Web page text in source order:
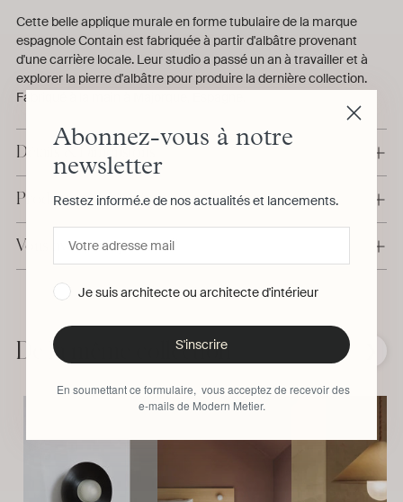
Cette belle applique murale en forme tubulaire de la marque
espagnole Contain est fabriquée à partir d'albâtre provenant
d'une carrière locale. Leur studio a passé un an à travailler et à
explorer la pierre d'albâtre pour produire la dernière collection.
Fabriqué à la main à Majorque, Espagne.
Détails & Dimensions
Production & Livraison
Vous avez une question ?
produit
à
panier
De la même collection ❮
Abonnez-vous à notre
newsletter
Restez informé.e de nos actualités et lancements.
Je suis architecte ou architecte d'intérieur
S'inscrire
En soumettant ce formulaire, vous acceptez de recevoir des
e-mails de Modern Metier.